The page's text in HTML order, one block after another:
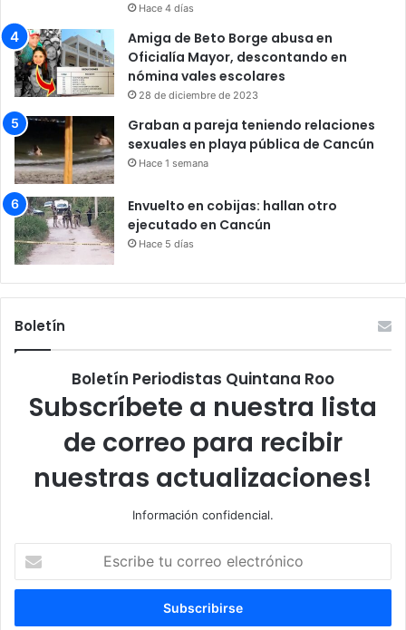
Hace 4 días
Amiga de Beto Borge abusa en
Oficialía Mayor, descontando en
nómina vales escolares
28 de diciembre de 2023
Graban a pareja teniendo relaciones
sexuales en playa pública de Cancún
Hace 1 semana
Envuelto en cobijas: hallan otro
ejecutado en Cancún
Hace 5 días
Boletín
Boletín Periodistas Quintana Roo
Subscríbete a nuestra lista
de correo para recibir
nuestras actualizaciones!
Información confidencial.
correo